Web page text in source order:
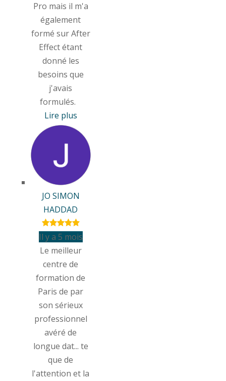
Pro mais il m'a
également
formé sur After
Effect étant
donné les
besoins que
j'avais
formulés.
Lire plus
JO SIMON
HADDAD
Il y a 5 mois
Le meilleur
centre de
formation de
Paris de par
son sérieux
professionnel
avéré de
longue dat... te
que de
l'attention et la